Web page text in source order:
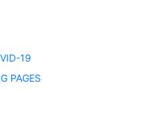
19
PAGES